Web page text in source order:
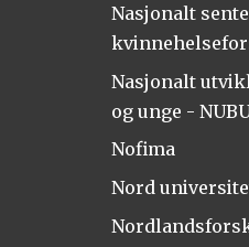
Nasjonalt
Nasjonalt
og unge -
Nofima
Nord